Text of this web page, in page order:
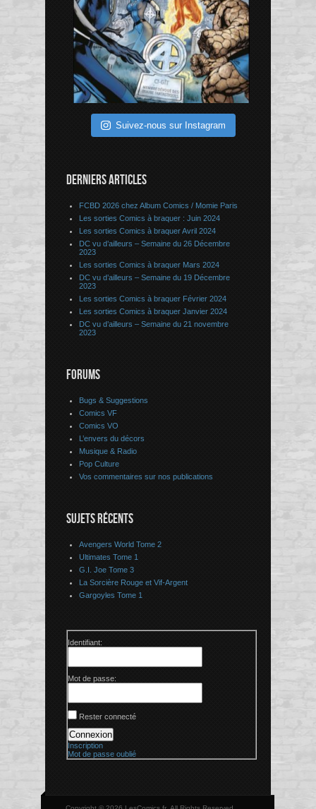
Suivez-nous sur Instagram
DERNIERS ARTICLES
FCBD 2026 chez Album Comics / Momie Paris
Les sorties Comics à braquer : Juin 2024
Les sorties Comics à braquer Avril 2024
DC vu d’ailleurs – Semaine du 26 Décembre
2023
Les sorties Comics à braquer Mars 2024
DC vu d’ailleurs – Semaine du 19 Décembre
2023
Les sorties Comics à braquer Février 2024
Les sorties Comics à braquer Janvier 2024
DC vu d’ailleurs – Semaine du 21 novembre
2023
FORUMS
Bugs & Suggestions
Comics VF
Comics VO
L’envers du décors
Musique & Radio
Pop Culture
Vos commentaires sur nos publications
SUJETS RÉCENTS
Avengers World Tome 2
Ultimates Tome 1
G.I. Joe Tome 3
La Sorcière Rouge et Vif-Argent
Gargoyles Tome 1
Identifiant:
Mot de passe:
Rester connecté
Connexion
Inscription
Mot de passe oublié